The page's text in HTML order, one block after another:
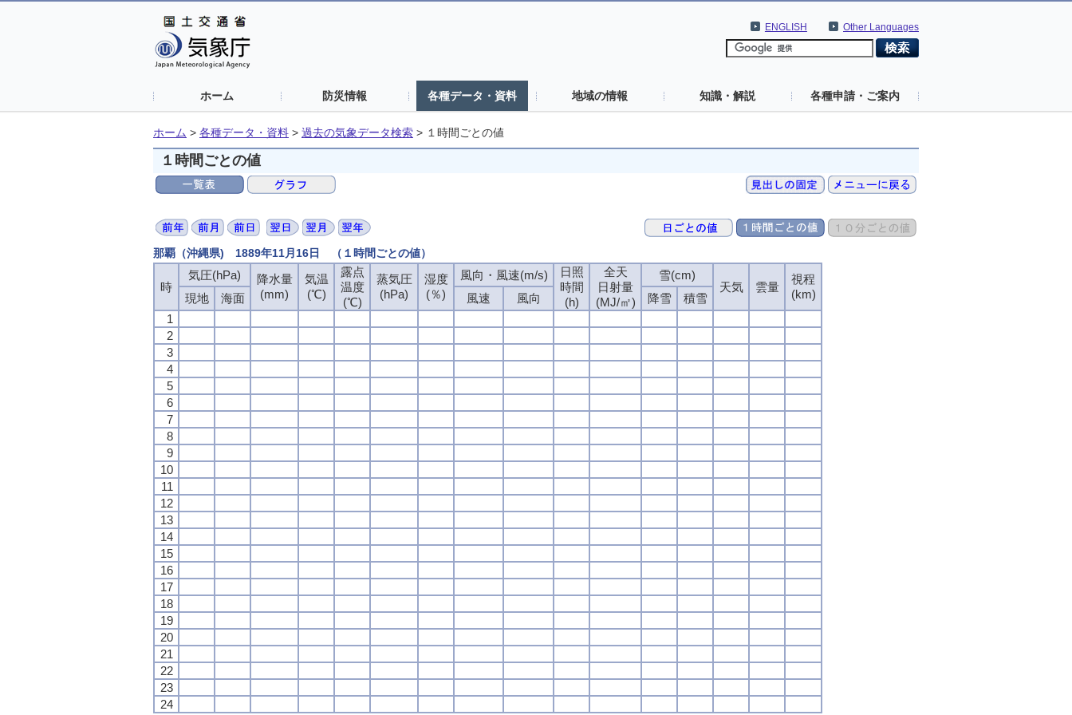
Other Languages
ENGLISH
ホーム 防災情報 各種データ・資料 地域の情報 知識・解説 各種申請・ご案内
ホーム > 各種データ・資料 > 過去の気象データ検索 > １時間ごとの値
１時間ごとの値
那覇（沖縄県) 1889年11月16日 （１時間ごとの値）
時
気圧(hPa)
降水量
(mm)
気温
(℃)
露点
温度
(℃)
蒸気圧
(hPa)
湿度
(％)
風向・風速(m/s)
日照
時間
(h)
全天
日射量
(MJ/㎡)
雪(cm)
天気
雲量
視程
(km)
現地 海面 風速 風向 降雪
積雪
1
2
3
4
5
6
7
8
9
10
11
12
13
14
15
16
17
18
19
20
21
22
23
24